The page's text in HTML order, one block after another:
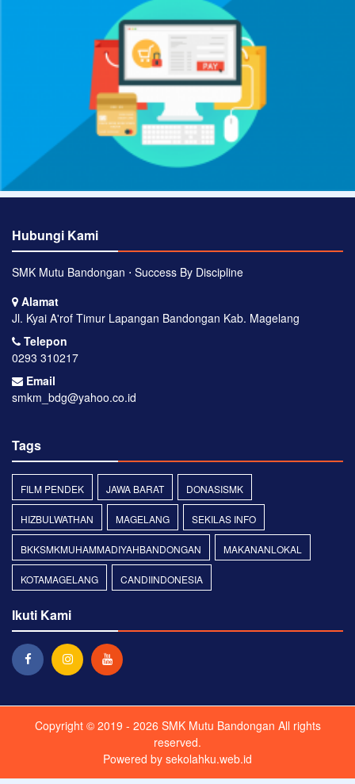
Hubungi Kami
SMK Mutu Bandongan ⋅ Success By Discipline
Alamat
Jl. Kyai A'rof Timur Lapangan Bandongan Kab. Magelang
Telepon
0293 310217
Email
smkm_bdg@yahoo.co.id
Tags
FILM PENDEK JAWA BARAT DONASISMK
HIZBULWATHAN MAGELANG SEKILAS INFO
BKKSMKMUHAMMADIYAHBANDONGAN MAKANANLOKAL
KOTAMAGELANG CANDIINDONESIA
Ikuti Kami
Copyright © 2019 - 2026 SMK Mutu Bandongan All rights
reserved.
Powered by sekolahku.web.id